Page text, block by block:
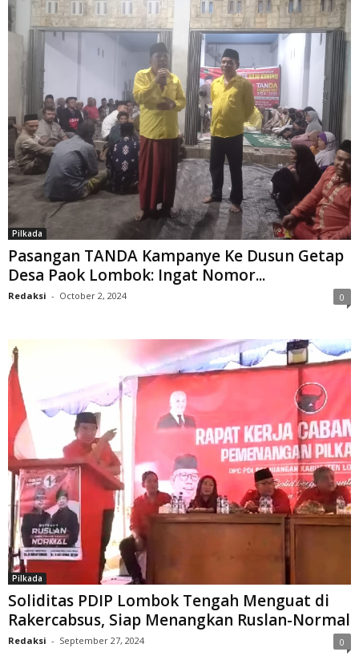
Pilkada
Pasangan TANDA Kampanye Ke Dusun Getap
Desa Paok Lombok: Ingat Nomor...
Redaksi - October 2, 2024 0
Pilkada
Soliditas PDIP Lombok Tengah Menguat di
Rakercabsus, Siap Menangkan Ruslan-Normal
Redaksi - September 27, 2024 0